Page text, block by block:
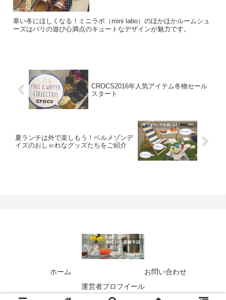
寒い冬にほしくなる！ミニラボ（mini labo）のほかほかルームシュ
ーズはパリの遊び心満点のキュートなデザインが魅力です。
CROCS2016年人気アイテム冬物セール
スタート
夏ランチは外で楽しもう！ベルメゾンデ
イズのおしゃれなグッズたちをご紹介
ホーム
お問い合わせ
運営者プロフイール